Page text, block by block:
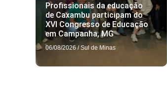
Profissionais da educação
de Caxambu participam do
XVI Congresso de Educação
em Campanha, MG
06/08/2026 / Sul de Minas